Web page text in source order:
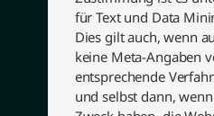
für Text und Data
Dies gilt auch, wenn
keine Meta-Angaben
entsprechende
und selbst dann,